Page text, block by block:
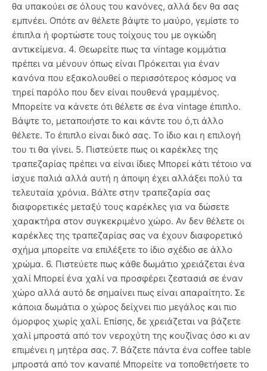
θα υπακούει σε όλους του κανόνες, αλλά δεν θα σας
εμπνέει. Οπότε αν θέλετε βάψτε το μαύρο, γεμίστε το
έπιπλα ή φορτώστε τους τοίχους του με ογκώδη
αντικείμενα. 4. Θεωρείτε πως τα vintage κομμάτια
πρέπει να μένουν όπως είναι Πρόκειται για έναν
κανόνα που εξακολουθεί ο περισσότερος κόσμος να
τηρεί παρόλο που δεν είναι πουθενά γραμμένος.
Μπορείτε να κάνετε ότι θέλετε σε ένα vintage έπιπλο.
Βάψτε το, μεταποιήστε το και κάντε του ό,τι άλλο
θέλετε. Το έπιπλο είναι δικό σας. Το ίδιο και η επιλογή
του τι θα γίνει. 5. Πιστεύετε πως οι καρέκλες της
τραπεζαρίας πρέπει να είναι ίδιες Μπορεί κάτι τέτοιο να
ίσχυε παλιά αλλά αυτή η άποψη έχει αλλάξει πολύ τα
τελευταία χρόνια. Βάλτε στην τραπεζαρία σας
διαφορετικές μεταξύ τους καρέκλες για να δώσετε
χαρακτήρα στον συγκεκριμένο χώρο. Αν δεν θέλετε οι
καρέκλες της τραπεζαρίας σας να έχουν διαφορετικό
σχήμα μπορείτε να επιλέξετε το ίδιο σχέδιο σε άλλο
χρώμα. 6. Πιστεύετε πως κάθε δωμάτιο χρειάζεται ένα
χαλί Μπορεί ένα χαλί να προσφέρει ζεστασιά σε έναν
χώρο αλλά αυτό δε σημαίνει πως είναι απαραίτητο. Σε
κάποια δωμάτια ο χώρος δείχνει πιο μεγάλος και πιο
όμορφος χωρίς χαλί. Επίσης, δε χρειάζεται να βάζετε
χαλί μπροστά από τον νεροχύτη της κουζίνας όσο κι αν
επιμένει η μητέρα σας. 7. Βάζετε πάντα ένα coffee table
μπροστά από τον καναπέ Μπορείτε να τοποθετήσετε το